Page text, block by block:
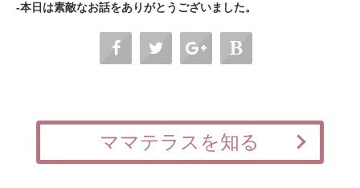
‐本日は素敵なお話をありがとうございました。
ママテラスを知る